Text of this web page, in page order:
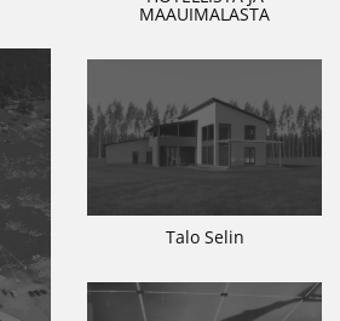
MAAUIMALASTA
Talo Selin